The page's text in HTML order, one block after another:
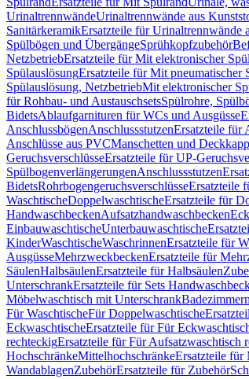
UrinaltrennwändeUrinaltrennwände aus
SanitärkeramikErsatzteile für Urinaltrennwände
Spülbögen und ÜbergängeSprühkopfzubehör
NetzbetriebErsatzteile für Mit elektronischer
SpülauslösungErsatzteile für Mit pneumatischer
Spülauslösung, NetzbetriebMit elektronischer
für Rohbau- und AustauschsetsSpülrohre,
BidetsAblaufgarnituren für WCs und Ausgüsse
AnschlussbögenAnschlussstutzenErsatzteile für
Anschlüsse aus PVCManschetten und
GeruchsverschlüsseErsatzteile für UP-
SpülbogenverlängerungenAnschlussstutzen
BidetsRohrbogengeruchsverschlüsseErsatzteile
WaschtischeDoppelwaschtischeErsatzteile für
HandwaschbeckenAufsatzhandwaschbecken
EinbauwaschtischeUnterbauwaschtische
KinderWaschtischeWaschrinnenErsatzteile für
AusgüsseMehrzweckbeckenErsatzteile für
SäulenHalbsäulenErsatzteile für Halbsäulen
UnterschrankErsatzteile für Sets
Möbelwaschtisch mit Unterschrank
Für WaschtischeFür Doppelwaschtische
EckwaschtischeErsatzteile für Für
rechteckigErsatzteile für Für Aufsatzwaschtisch
HochschränkeMittelhochschränkeErsatzteile für
WandablagenZubehörErsatzteile für Zubehör